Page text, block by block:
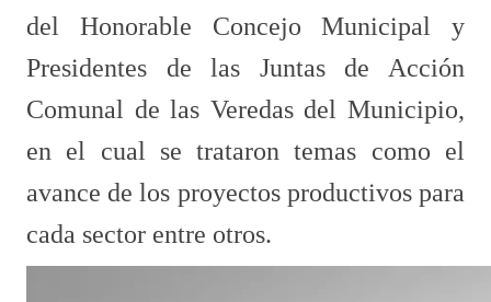
del Honorable Concejo Municipal y
Presidentes de las Juntas de Acción
Comunal de las Veredas del Municipio,
en el cual se trataron temas como el
avance de los proyectos productivos para
cada sector entre otros.​